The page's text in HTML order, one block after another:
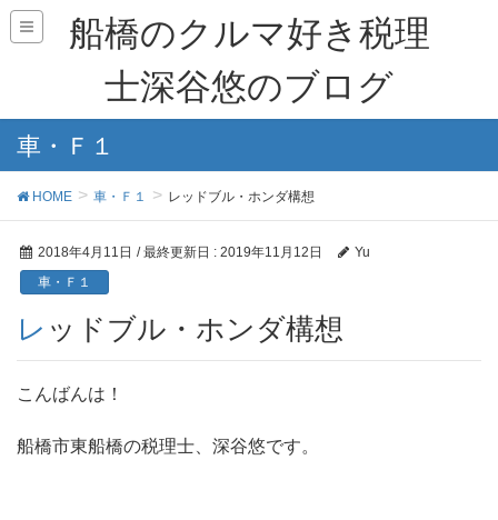
船橋のクルマ好き税理
士深谷悠のブログ
車・Ｆ１
HOME 車・Ｆ１ レッドブル・ホンダ構想
2018年4月11日 / 最終更新日 : 2019年11月12日
Yu
車・Ｆ１
レッドブル・ホンダ構想
こんばんは！
船橋市東船橋の税理士、深谷悠です。